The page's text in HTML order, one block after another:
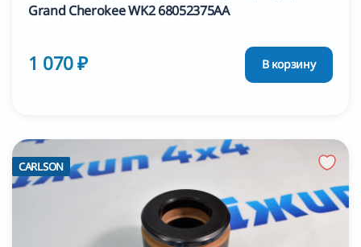
Grand Cherokee WK2 68052375AA
1 070 ₽ В корзину
CARLSON